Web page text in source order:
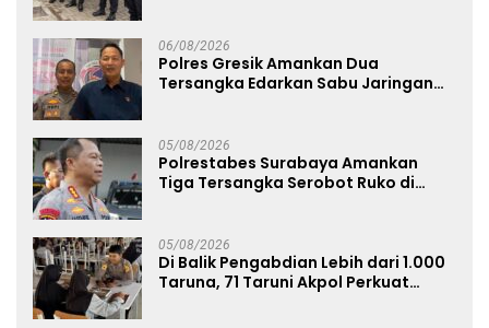
06/08/2026
Polres Gresik Amankan Dua
Tersangka Edarkan Sabu Jaringan
05/08/2026
Polrestabes Surabaya Amankan
Tiga Tersangka Serobot Ruko di
05/08/2026
Di Balik Pengabdian Lebih dari 1.000
Taruna, 71 Taruni Akpol Perkuat